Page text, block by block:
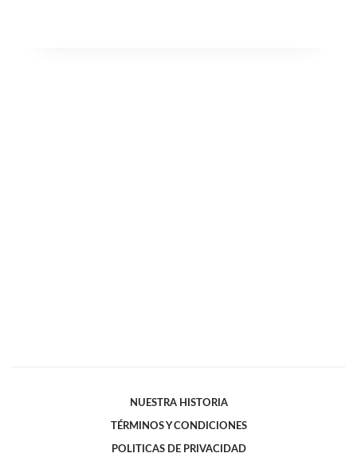
NUESTRA HISTORIA
TÉRMINOS Y CONDICIONES
POLITICAS DE PRIVACIDAD